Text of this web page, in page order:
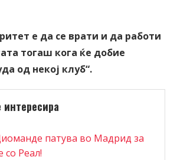
е да се врати и да работи
тогаш кога ќе добие
од некој клуб“.
патува во Мадрид за
Реал!